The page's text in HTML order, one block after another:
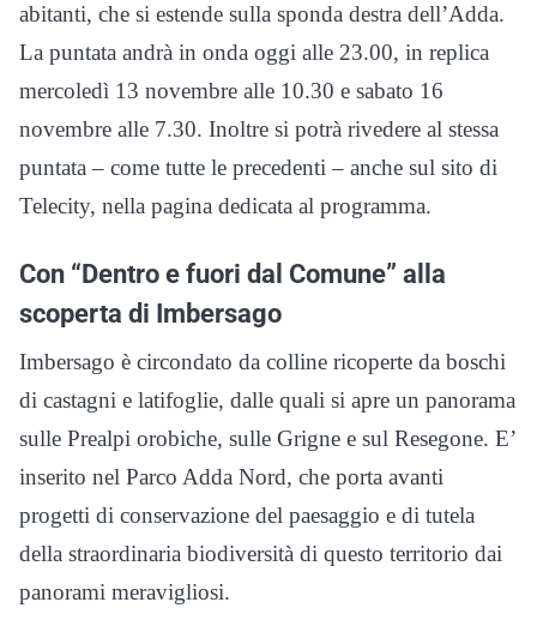
abitanti, che si estende sulla sponda destra dell’Adda.
La puntata andrà in onda oggi alle 23.00, in replica
mercoledì 13 novembre alle 10.30 e sabato 16
novembre alle 7.30. Inoltre si potrà rivedere al stessa
puntata – come tutte le precedenti – anche sul sito di
Telecity, nella pagina dedicata al programma.
Con “Dentro e fuori dal Comune” alla
scoperta di Imbersago
Imbersago è circondato da colline ricoperte da boschi
di castagni e latifoglie, dalle quali si apre un panorama
sulle Prealpi orobiche, sulle Grigne e sul Resegone. E’
inserito nel Parco Adda Nord, che porta avanti
progetti di conservazione del paesaggio e di tutela
della straordinaria biodiversità di questo territorio dai
panorami meravigliosi.